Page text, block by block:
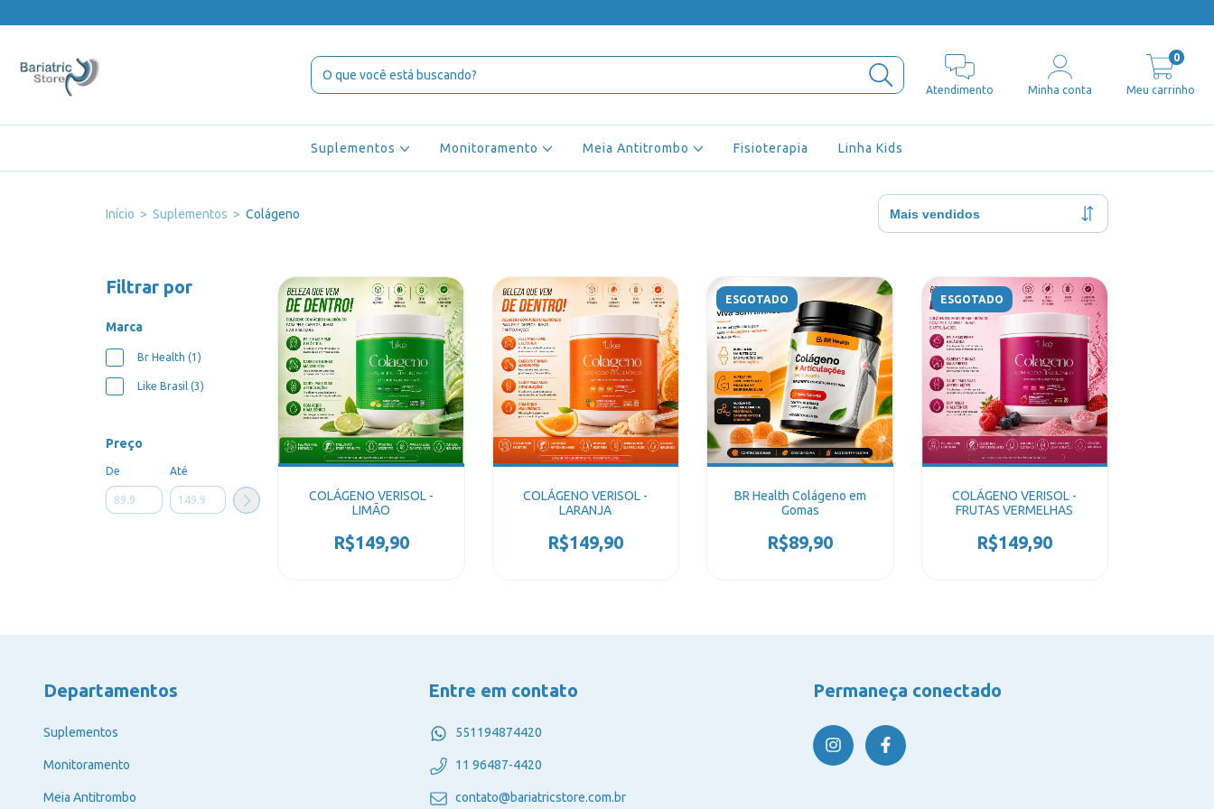
Atendimento Minha conta Meu carrinho
0
Suplementos Monitoramento Meia Antitrombo Fisioterapia Linha Kids
Início > Suplementos > Colágeno
Filtrar por
Marca
Br Health (1)
Like Brasil (3)
Preço
De Até
COLÁGENO VERISOL -
LIMÃO
R$149,90
COLÁGENO VERISOL -
LARANJA
R$149,90
ESGOTADO
BR Health Colágeno em
Gomas
R$89,90
ESGOTADO
COLÁGENO VERISOL -
FRUTAS VERMELHAS
R$149,90
Departamentos
Suplementos
Monitoramento
Meia Antitrombo
Entre em contato
551194874420
11 96487-4420
contato@bariatricstore.com.br
Permaneça conectado